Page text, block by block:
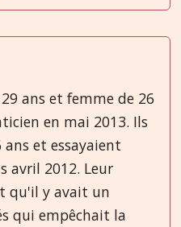
ans et femme de 26
en mai 2013. Ils
et essayaient
avril 2012. Leur
qu'il y avait un
qui empêchait la